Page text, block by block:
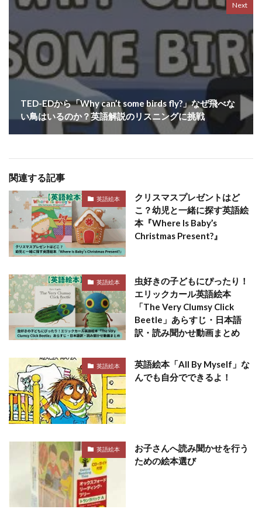
Next
TED-EDから「Why can’t some birds fly?」なぜ飛べな
い鳥はいるのか？英語解説のリスニングに挑戦
関連する記事
英語絵本
クリスマスプレゼントはど
こ？幼児と一緒に探す英語絵
本『Where Is Baby’s
Christmas Present?』
英語絵本
虫好きの子どもにぴったり！
エリックカール英語絵本
「The Very Clumsy Click
Beetle」あらすじ・日本語
訳・読み聞かせ動画まとめ
英語絵本
英語絵本「All By Myself」な
んでも自分でできるよ！
英語絵本
お子さんへ読み聞かせを行う
ための絵本選び